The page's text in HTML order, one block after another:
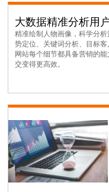
大数据精准分析用
精准绘制人物画像，科学分
势定位、关键词分析、目标客
网站每个细节都具备营销的
交变得更高效。